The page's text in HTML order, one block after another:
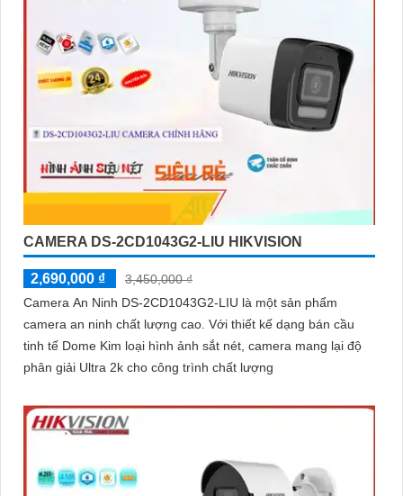
CAMERA DS-2CD1043G2-LIU HIKVISION
2,690,000 ₫
3,450,000 ₫
Camera An Ninh DS-2CD1043G2-LIU là một sản phẩm
camera an ninh chất lượng cao. Với thiết kế dạng bán cầu
tinh tế Dome Kim loại hình ảnh sắt nét, camera mang lại độ
phân giải Ultra 2k cho công trình chất lượng